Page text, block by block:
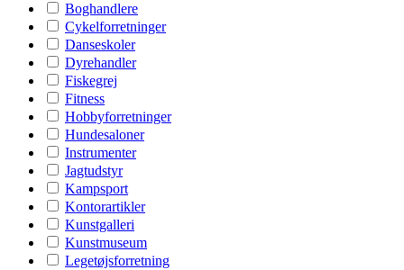
Boghandlere
Cykelforretninger
Danseskoler
Dyrehandler
Fiskegrej
Fitness
Hobbyforretninger
Hundesaloner
Instrumenter
Jagtudstyr
Kampsport
Kontorartikler
Kunstgalleri
Kunstmuseum
Legetøjsforretning